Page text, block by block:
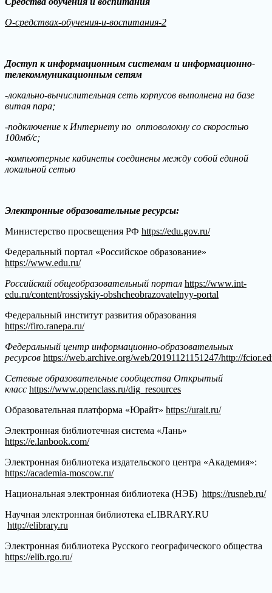
О-средствах-обучения-и-воспитания-2
Доступ к информационным системам и информационно-
телекоммуникационным сетям
-локально-вычислительная сеть корпусов выполнена на базе
витая пара;
-подключение к Интернету по оптоволокну со скоростью
100мб/с;
-компьютерные кабинеты соединены между собой единой
локальной сетью
Электронные образовательные ресурсы:
Министерство просвещения РФ https://edu.gov.ru/
Федеральный портал «Российское образование»
https://www.edu.ru/
Российский общеобразовательный портал https://www.int-
edu.ru/content/rossiyskiy-obshcheobrazovatelnyy-portal
Федеральный институт развития образования
https://firo.ranepa.ru/
Федеральный центр информационно-образовательных
ресурсов https://web.archive.org/web/20191121151247/http://
Сетевые образовательные сообщества Открытый
класс https://www.openclass.ru/dig_resources
Образовательная платформа «Юрайт» https://urait.ru/
Электронная библиотечная система «Лань»
https://e.lanbook.com/
Электронная библиотека издательского центра «Академия»:
https://academia-moscow.ru/
Национальная электронная библиотека (НЭБ) https://rusneb.ru/
Научная электронная библиотека eLIBRARY.RU
http://elibrary.ru
Электронная библиотека Русского географического общества
https://elib.rgo.ru/